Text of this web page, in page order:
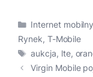
Kategorie
Internet mobilny
Rynek, T-Mobile
Tagi
aukcja, lte,
Virgin Mobile